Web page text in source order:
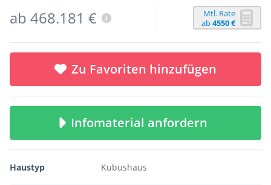
ab 468.181 €
Mtl. Rate
ab4550 €
Zu Favoriten hinzufügen
Infomaterial anfordern
Haustyp Kubushaus